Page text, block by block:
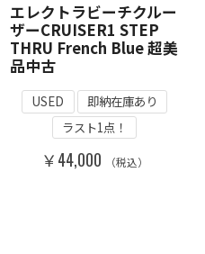
エレクトラビーチクルー
ザーCRUISER1 STEP
THRU French Blue 超美
品中古
USED
即納在庫あり
ラスト1点！
￥44,000 （税込）